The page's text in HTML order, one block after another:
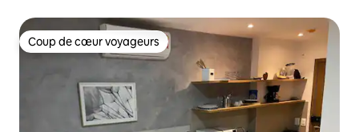
Coup de cœur voyageurs
Coup de cœur voyageurs